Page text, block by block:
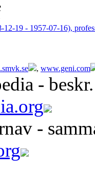
19 - 1957-07-16),
, www.geni.com
-
-